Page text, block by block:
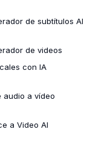
de subtítulos AI
de videos
con IA
audio a vídeo
a Video AI